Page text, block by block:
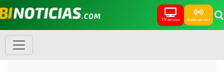
TV en vivo Radio en vivo